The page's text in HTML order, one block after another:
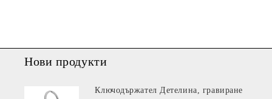
Нови продукти
Ключодържател Детелина, гравиране